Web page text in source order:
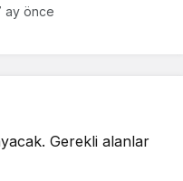
ay önce
Gerekli alanlar